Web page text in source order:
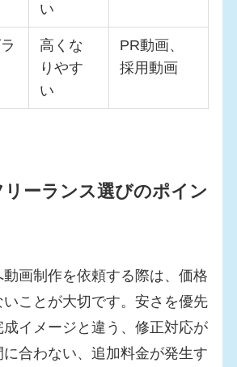
い
高くな
りやす
い
PR動画、
採用動画
ーランス選びのポイン
画制作を依頼する際は、価格
ことが大切です。安さを優先
成イメージと違う、修正対応が
合わない、追加料金が発生す